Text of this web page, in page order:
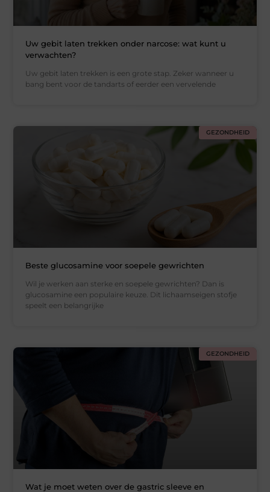
Uw gebit laten trekken onder narcose: wat kunt u
verwachten?
Uw gebit laten trekken is een grote stap. Zeker wanneer u
bang bent voor de tandarts of eerder een vervelende
GEZONDHEID
Beste glucosamine voor soepele gewrichten
Wil je werken aan sterke en soepele gewrichten? Dan is
glucosamine een populaire keuze. Dit lichaamseigen stofje
speelt een belangrijke
GEZONDHEID
Wat je moet weten over de gastric sleeve en